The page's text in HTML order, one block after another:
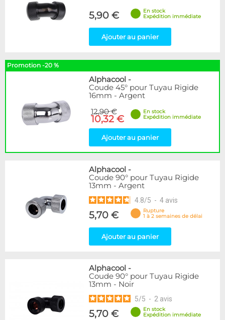
5,90 €
En stock
Expédition immédiate
Ajouter au panier
Promotion -20 %
Alphacool -
Coude 45° pour Tuyau Rigide
16mm - Argent
12,90 €
10,32 €
En stock
Expédition immédiate
Ajouter au panier
Alphacool -
Coude 90° pour Tuyau Rigide
13mm - Argent
4.8/5 - 4 avis
5,70 €
Rupture
1 à 2 semaines de délai
Ajouter au panier
Alphacool -
Coude 90° pour Tuyau Rigide
13mm - Noir
5/5 - 2 avis
5,70 €
En stock
Expédition immédiate